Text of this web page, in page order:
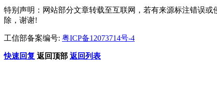
特别声明：网站部分文章转载至互联网，若有来源标注错误
除，谢谢!
工信部备案编号: 粤ICP备12073714号-4
快速回复 返回顶部 返回列表